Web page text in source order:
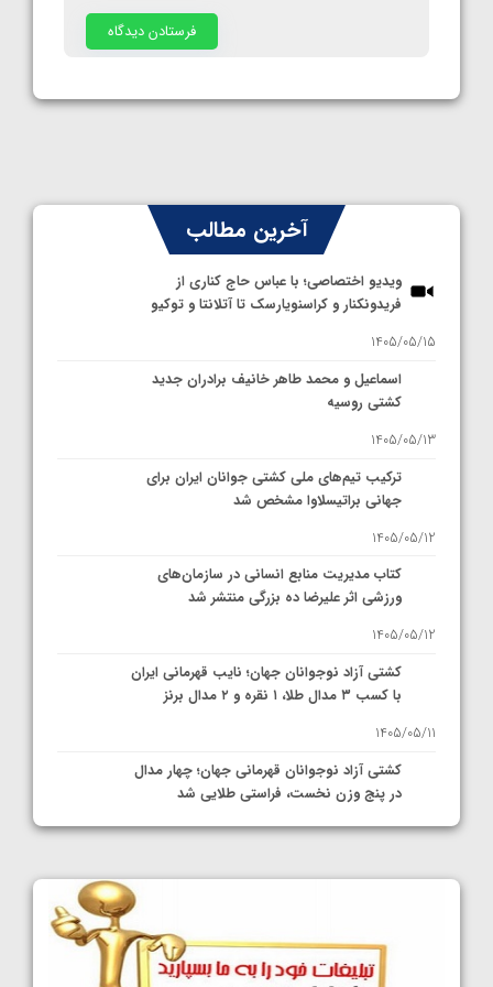
آخرین مطالب
ویدیو اختصاصی؛ با عباس حاج کناری از
فریدونکنار و کراسنویارسک تا آتلانتا و توکیو
1405/05/15
اسماعیل و محمد طاهر خانیف برادران جدید
کشتی روسیه
1405/05/13
ترکیب تیم‌های ملی کشتی جوانان ایران برای
جهانی براتیسلاوا مشخص شد
1405/05/12
کتاب مدیریت منابع انسانی در سازمان‌های
ورزشی اثر علیرضا ده بزرگی منتشر شد
1405/05/12
کشتی آزاد نوجوانان جهان؛ نایب قهرمانی ایران
با کسب ۳ مدال طلا، ۱ نقره و ۲ مدال برنز
1405/05/11
کشتی آزاد نوجوانان قهرمانی جهان؛ چهار مدال
در پنج وزن نخست، فراستی طلایی شد
1405/05/11
کشتی آزاد نوجوانان جهان؛ رقبای نمایندگان